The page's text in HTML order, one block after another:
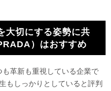
大切にする姿勢に共
）はおすすめ
革新も重視している企業で
もしっかりとしていると評判